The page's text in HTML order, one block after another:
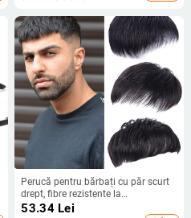
Perucă pentru bărbați cu păr scurt
drept, fibre rezistente la
temperatură, patch invizibil pe
53.34Lei